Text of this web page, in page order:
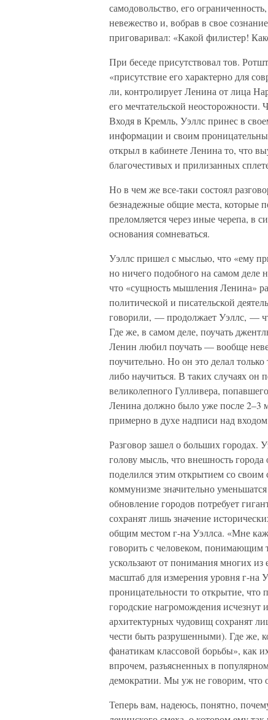
самодовольство, его
невежество и, вобрав в свое
приговаривал: «Какой филистер!
При беседе присутствовал тов.
«присутствие его характерно для
ли, контролирует Ленина от лица
его мечтательской неосторожности.
Входя в Кремль, Уэллс принес в
информации и своим
открыл в кабинете Ленина то, что
благочестивых и прилизанных
Но в чем же все-таки состоял
безнадежные общие места, которые
преломляется через иные черепа, в
основания сомневаться.
Уэллс пришел с мыслью, что «ему
но ничего подобного на самом деле
что «сущность мышления Ленина»
политической и писательской
говорили, — продолжает Уэллс, —
Где же, в самом деле, поучать
Ленин любил поучать — вообще
поучительно. Но он это делал только
либо научиться. В таких случаях
великолепного Гулливера,
Ленина должно было уже после 2–3
примерно в духе надписи над
Разговор зашел о больших городах.
голову мысль, что внешность
поделился этим открытием со
коммунизме значительно
обновление городов потребует
сохранят лишь значение
общим местом г-на Уэллса. «Мне
говорить с человеком, понимающим
ускользают от понимания многих из
масштаб для измерения уровня г-на
проницательности то открытие,
городские нагромождения
архитектурных чудовищ сохранят
чести быть разрушенными). Где же,
фанатикам классовой борьбы», как
впрочем, разъясненных в
демократии. Мы уж не говорим, что
Теперь вам, надеюсь, понятно,